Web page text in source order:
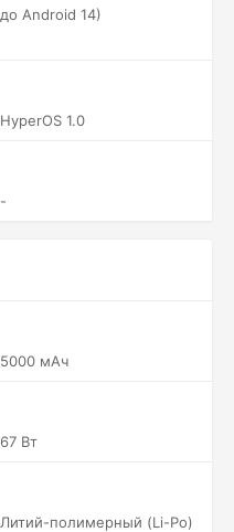
до Android 14)
HyperOS 1.0
-
5000 мАч
67 Вт
Литий-полимерный (Li-Po)